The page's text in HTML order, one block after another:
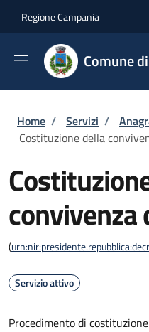
Regione Campania
Comune
Briciole di
Home / Servizi /
Costituzione della
(
Servizio attivo
Procedimento di